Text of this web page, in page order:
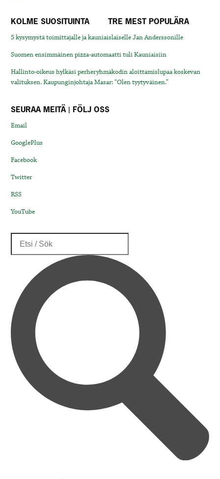
KOLME SUOSITUINTA TRE MEST POPULÄRA
5 kysymystä toimittajalle ja kauniaislaiselle Jan Anderssonille
Suomen ensimmäinen pizza-automaatti tuli Kauniaisiin
Hallinto-oikeus hylkäsi perheryhmäkodin aloittamislupaa koskevan
valituksen. Kaupunginjohtaja Masar: “Olen tyytyväinen.”
SEURAA MEITÄ | FÖLJ OSS
Email
GooglePlus
Facebook
Twitter
RSS
YouTube